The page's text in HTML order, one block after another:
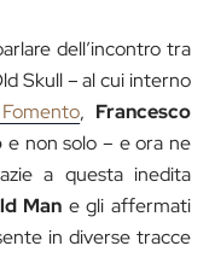
dell’incontro tra
Skull – al cui interno
, Francesco
e non solo – e ora ne
a questa inedita
Man e gli affermati
in diverse tracce